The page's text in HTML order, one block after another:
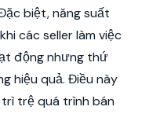
biệt, năng suất
các seller làm việc
động nhưng thứ
hiệu quả. Điều này
trì trệ quá trình bán